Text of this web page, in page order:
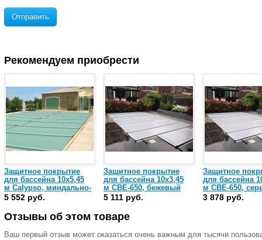
Отправить
Рекомендуем приобрести
Защитное покрытие
для бассейна 10х5,45
м Calypso, миндально-
зеленый (6414400)
5 552 руб.
Защитное покрытие
для бассейна 10х3,45
м СВЕ-650, бежевый
(6312001)
5 111 руб.
Защитное
для бассейна
м СВЕ-650,
(6316401)
3 878 руб.
Отзывы об этом товаре
Ваш первый отзыв может оказаться очень важным для тысячи